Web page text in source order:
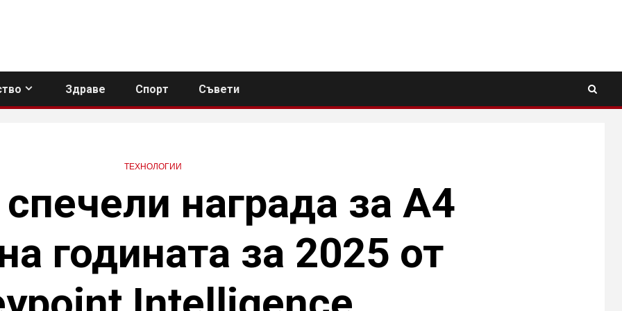
Здраве Спорт Съвети
ТЕХНОЛОГИИ
награда за A4
годината за 2025 от